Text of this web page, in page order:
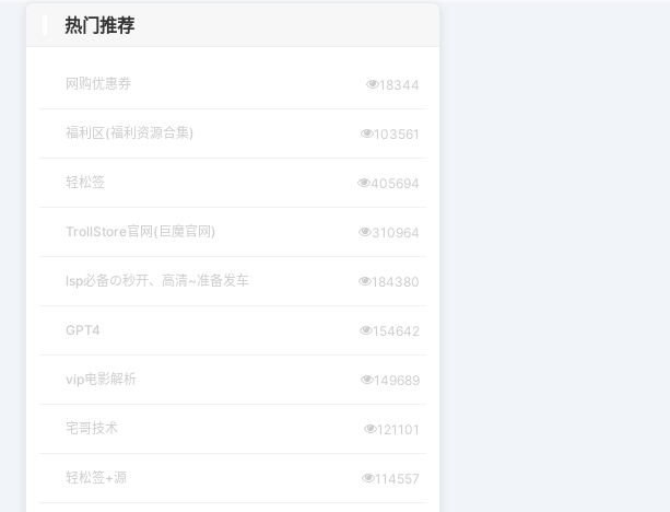
热门推荐
网购优惠券 18344
福利区(福利资源合集) 103561
轻松签 405694
TrollStore官网(巨魔官网) 310964
lsp必备の秒开、高清~准备发车 184380
GPT4 154642
vip电影解析 149689
宅哥技术 121101
轻松签+源 114557